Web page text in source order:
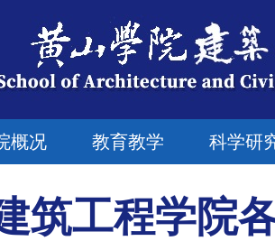
概况 教育教学 科学研
筑工程学院